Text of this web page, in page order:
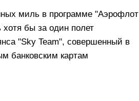
миль в программе "Аэрофлот
бы за один полет
"Sky Team", совершенный в
банковским картам